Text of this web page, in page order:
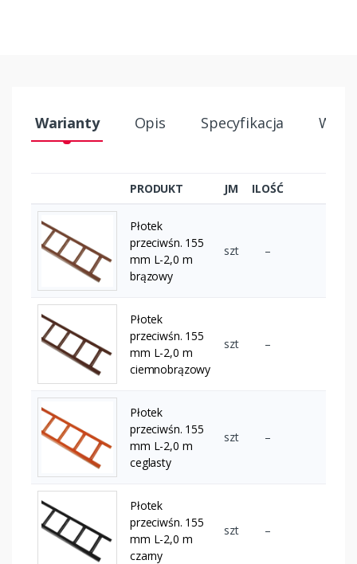
Warianty Opis Specyfikacja
PRODUKT JM ILOŚĆ
Płotek
przeciwśn. 155
mm L-2,0 m
brązowy
szt –
Płotek
przeciwśn. 155
mm L-2,0 m
ciemnobrązowy
szt –
Płotek
przeciwśn. 155
mm L-2,0 m
ceglasty
szt –
Płotek
przeciwśn. 155
mm L-2,0 m
czarny
szt –